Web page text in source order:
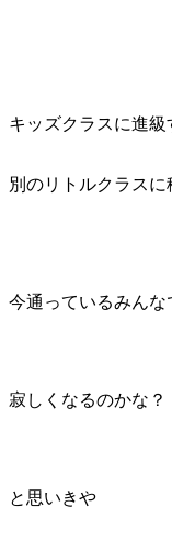
キッズクラスに進級
別のリトルクラスに
今通っているみん
寂しくなるのかな？
と思いきや